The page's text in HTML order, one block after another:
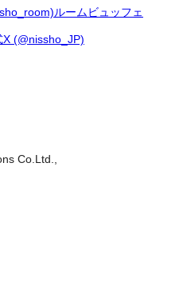
ルームビュッフェ
X (@nissho_JP)
Co.Ltd.,